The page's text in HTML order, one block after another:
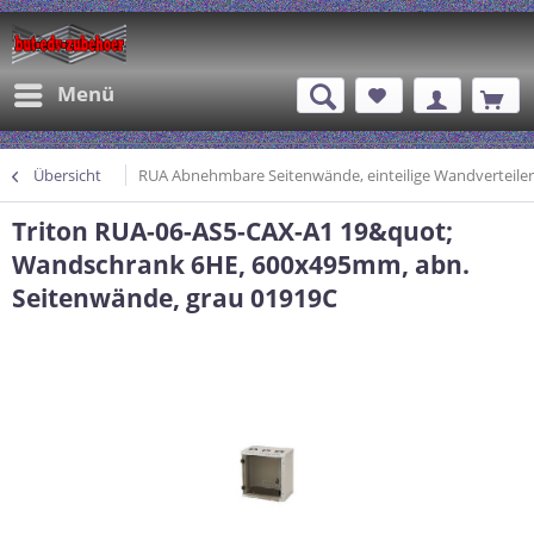
Menü
Übersicht RUA Abnehmbare Seitenwände, einteilige Wandverteiler
Triton RUA-06-AS5-CAX-A1 19&quot;
Wandschrank 6HE, 600x495mm, abn.
Seitenwände, grau 01919C